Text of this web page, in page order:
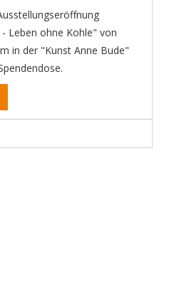
- Leben ohne Kohle" von
in der "Kunst Anne Bude"